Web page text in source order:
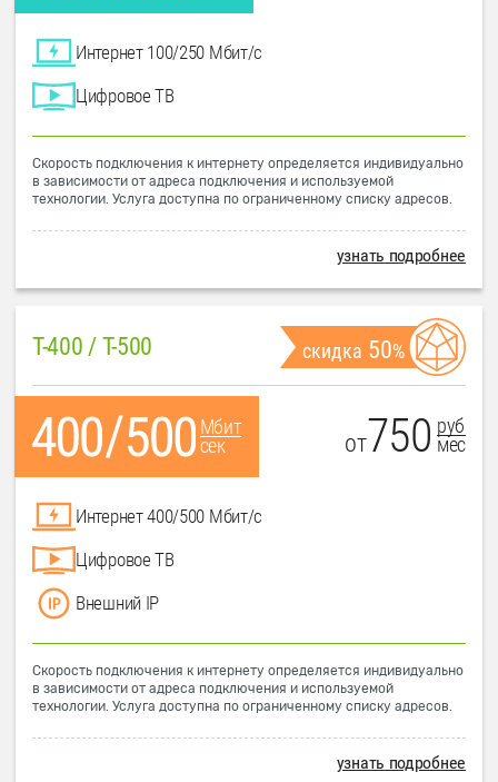
Интернет 100/250 Мбит/с
Цифровое ТВ
Скорость подключения к интернету определяется индивидуально
в зависимости от адреса подключения и используемой
технологии. Услуга доступна по ограниченному списку адресов.
узнать подробнее
T-400 / T-500 скидка 50%
Мбит
сек
от750 руб
мес
Интернет 400/500 Мбит/с
Цифровое ТВ
Внешний IP
Скорость подключения к интернету определяется индивидуально
в зависимости от адреса подключения и используемой
технологии. Услуга доступна по ограниченному списку адресов.
узнать подробнее